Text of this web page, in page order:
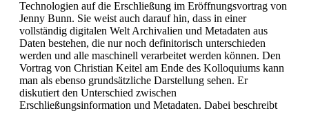
Technologien auf die Erschließung im Eröffnungsvortrag von
Jenny Bunn. Sie weist auch darauf hin, dass in einer
vollständig digitalen Welt Archivalien und Metadaten aus
Daten bestehen, die nur noch definitorisch unterschieden
werden und alle maschinell verarbeitet werden können. Den
Vortrag von Christian Keitel am Ende des Kolloquiums kann
man als ebenso grundsätzliche Darstellung sehen. Er
diskutiert den Unterschied zwischen
Erschließungsinformation und Metadaten. Dabei beschreibt